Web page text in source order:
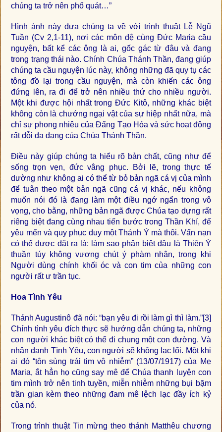
chúng ta trở nên phổ quát…”
Hình ảnh này đưa chúng ta về với trình thuật Lễ Ngũ
Tuần (Cv 2,1-11), nơi các môn đệ cùng Đức Maria cầu
nguyện, bất kể các ông là ai, gốc gác từ đâu và đang
trong trạng thái nào. Chính Chúa Thánh Thần, đang giúp
chúng ta cầu nguyện lúc này, không những đã quy tụ các
tông đồ lại trong cầu nguyện, mà còn khiến các ông
đứng lên, ra đi để trở nên nhiều thứ cho nhiều người.
Một khi được hội nhất trong Đức Kitô, những khác biệt
không còn là chướng ngại vật của sự hiệp nhất nữa, mà
chỉ sự phong nhiêu của Đấng Tạo Hóa và sức hoạt động
rất đỗi đa dạng của Chúa Thánh Thần.
Điều này giúp chúng ta hiểu rõ bản chất, cũng như để
sống trọn vẹn, đức vâng phục. Bởi lẽ, trong thực tế
dường như không ai có thể từ bỏ bản ngã cá vị của mình
để tuân theo một bản ngã cũng cá vị khác, nếu không
muốn nói đó là đang làm một điều ngớ ngẩn trong vô
vọng, cho bằng, những bản ngã được Chúa tạo dựng rất
riêng biệt đang cùng nhau tiến bước trong Thần Khí, để
yêu mến và quy phục duy một Thánh Ý mà thôi. Vấn nạn
có thể được đặt ra là: làm sao phân biệt đâu là Thiên Ý
thuần túy không vương chút ý phàm nhân, trong khi
Người dùng chính khối óc và con tim của những con
người rất ư trần tục.
Hoa Tình Yêu
Thánh Augustinô đã nói: “bạn yêu đi rồi làm gì thì làm.”[3]
Chính tình yêu đích thực sẽ hướng dẫn chúng ta, những
con người khác biệt có thể đi chung một con đường. Và
nhân danh Tình Yêu, con người sẽ không lạc lối. Một khi
ai đó “tôn sùng trái tim vô nhiễm” (13/07/1917) của Mẹ
Maria, ắt hẳn họ cũng say mê để Chúa thanh luyện con
tim mình trở nên tinh tuyền, miễn nhiễm những bụi bặm
trần gian kèm theo những đam mê lệch lạc đầy ích kỷ
của nó.
Trong trình thuật Tin mừng theo thánh Matthêu chương